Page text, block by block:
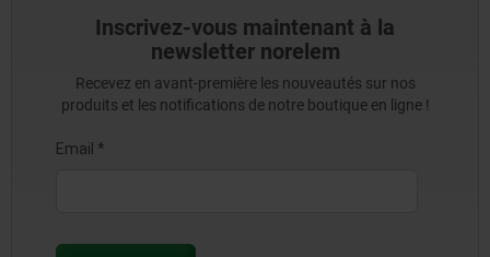
Inscrivez-vous maintenant à la
newsletter norelem
Recevez en avant-première les nouveautés sur nos
produits et les notifications de notre boutique en ligne !